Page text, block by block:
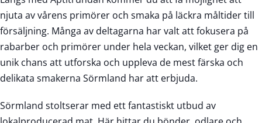
njuta av vårens primörer och smaka på läckra måltider till
försäljning. Många av deltagarna har valt att fokusera på
rabarber och primörer under hela veckan, vilket ger dig en
unik chans att utforska och uppleva de mest färska och
delikata smakerna Sörmland har att erbjuda.
Sörmland stoltserar med ett fantastiskt utbud av